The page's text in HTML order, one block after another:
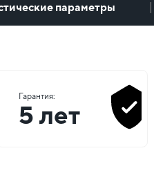
параметры
Гарантия:
5 лет